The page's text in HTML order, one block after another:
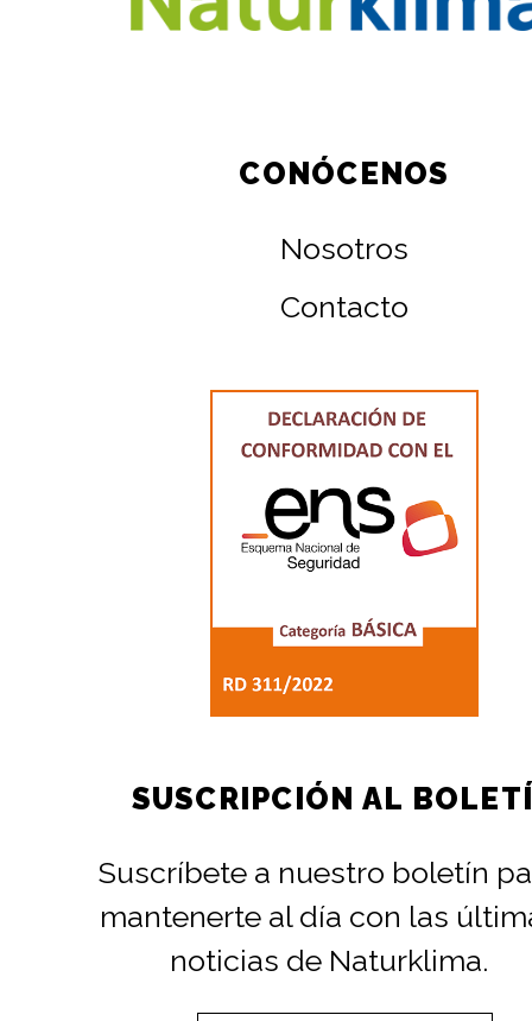
CONÓCENOS
Nosotros
Contacto
SUSCRIPCIÓN AL
Suscríbete a nuestro boletín
mantenerte al día con las
noticias de Naturklima.